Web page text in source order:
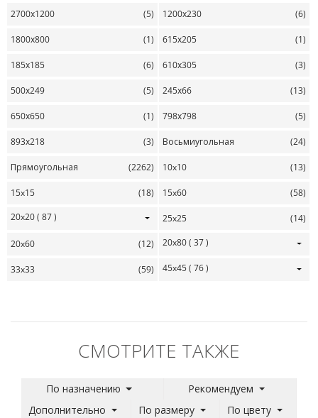
2700х1200 (5) 1200х230 (6)
1800х800 (1) 615х205 (1)
185х185 (6) 610х305 (3)
500х249 (5) 245х66 (13)
650х650 (1) 798х798 (5)
893х218 (3) Восьмиугольная (24)
Прямоугольная (2262) 10x10 (13)
15x15 (18) 15x60
(58)
20x20( 87 ) 25x25 (14)
20x60 (12) 20x80( 37 )
33x33 (59) 45x45( 76 )
СМОТРИТЕ ТАКЖЕ
По назначению
Рекомендуем
Дополнительно
По размеру
По цвету